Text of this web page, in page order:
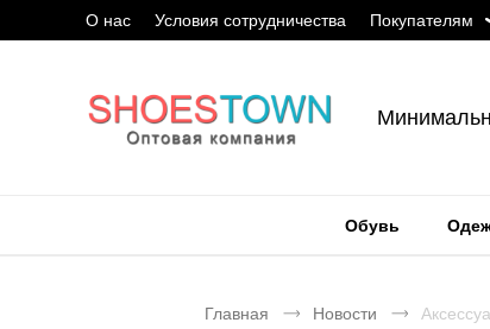
О нас Условия сотрудничества Покупателям
Обувь
Главная Новости